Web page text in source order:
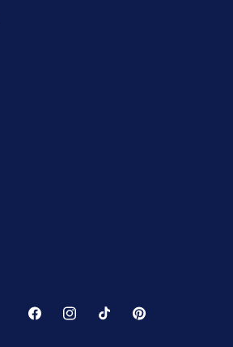
FacebookInstagram
TikTok Pinterest